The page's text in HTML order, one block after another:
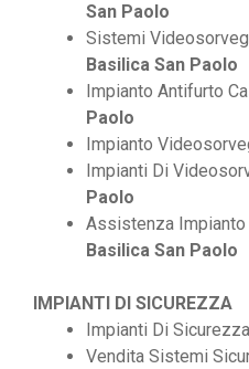
San Paolo
Sistemi
Basilica San Paolo
Impianto Antifurto
Paolo
Impianto
Impianti Di
Paolo
Assistenza
Basilica San Paolo
IMPIANTI DI SICUREZZA
Impianti Di Sicurezza
Vendita Sistemi